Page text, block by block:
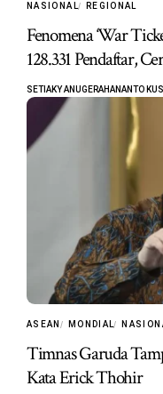
NASIONAL REGIONAL
Fenomena ‘War
128.331 Pendaftar,
SETIAKY ANUGERAHANANTO
ASEAN MONDIAL
Timnas Garuda
Kata Erick Thohir